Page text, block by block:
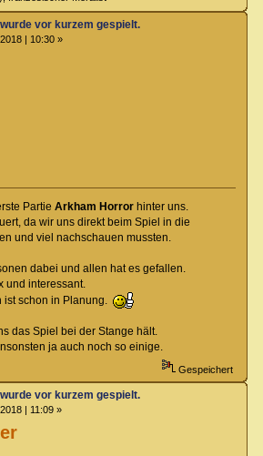
vor kurzem gespielt.
| 10:30 »
Partie Arkham Horrorhinter uns.
da wir uns direkt beim Spiel in die
und viel nachschauen mussten.
dabei und allen hat es gefallen.
und interessant.
ist schon in Planung.
das Spiel bei der Stange hält.
ja auch noch so einige.
Gespeichert
vor kurzem gespielt.
| 11:09 »